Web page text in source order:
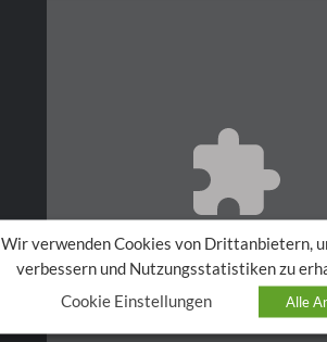
Akzeptieren Sie
Cookies,
anzuzeigen.
Wir verwenden Cookies von Drittanbietern,
verbessern und Nutzungsstatistiken zu
Cookie Einstellungen
Alle